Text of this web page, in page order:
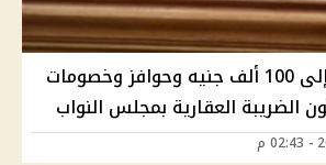
زيادة حد الإعفاء إلى 100 ألف جنيه وحوافز وخصومات
الضريبة العقارية بمجلس النواب